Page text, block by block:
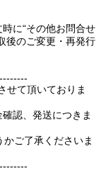
に“その他お問合せ
後のご変更・再発行
せて頂いておりま
認、発送につきま
ご了承くださいま